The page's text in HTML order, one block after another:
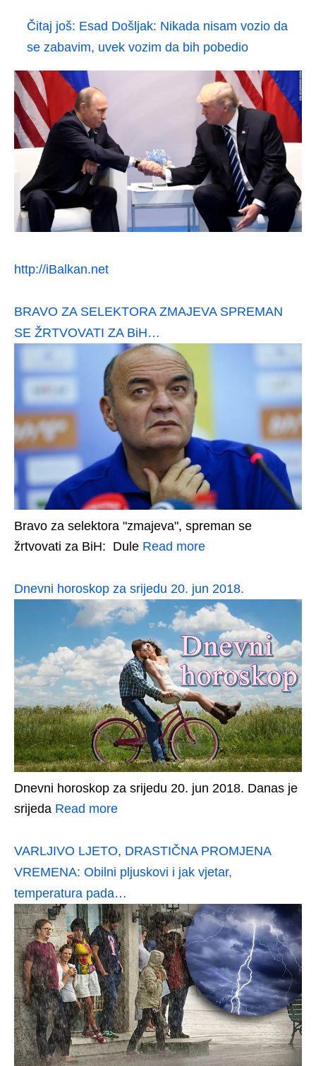
Čitaj još: Esad Došljak: Nikada nisam vozio da
se zabavim, uvek vozim da bih pobedio
http://iBalkan.net
BRAVO ZA SELEKTORA ZMAJEVA SPREMAN
SE ŽRTVOVATI ZA BiH…
Bravo za selektora "zmajeva", spreman se
žrtvovati za BiH: Dule Read more
Dnevni horoskop za srijedu 20. jun 2018.
Dnevni horoskop za srijedu 20. jun 2018. Danas je
srijeda Read more
VARLJIVO LJETO, DRASTIČNA PROMJENA
VREMENA: Obilni pljuskovi i jak vjetar,
temperatura pada…